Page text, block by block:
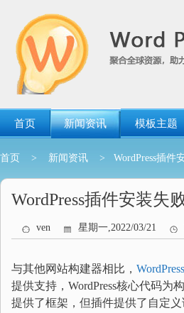
首页 新闻资讯 模板主题
首页 > 新闻资讯 > WordPress插件
WordPress插件安装失
ven 星期一,2022/03/21
与其他网站构建器相比， WordPress
提供支持，WordPress核心代码为
提供了框架，但插件提供了自定